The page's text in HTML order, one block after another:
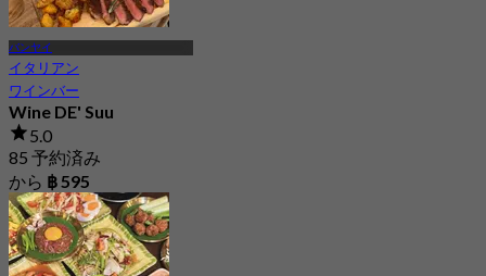
バンヤイ
イタリアン
ワインバー
Wine DE' Suu
5.0
85 予約済み
から ฿ 595